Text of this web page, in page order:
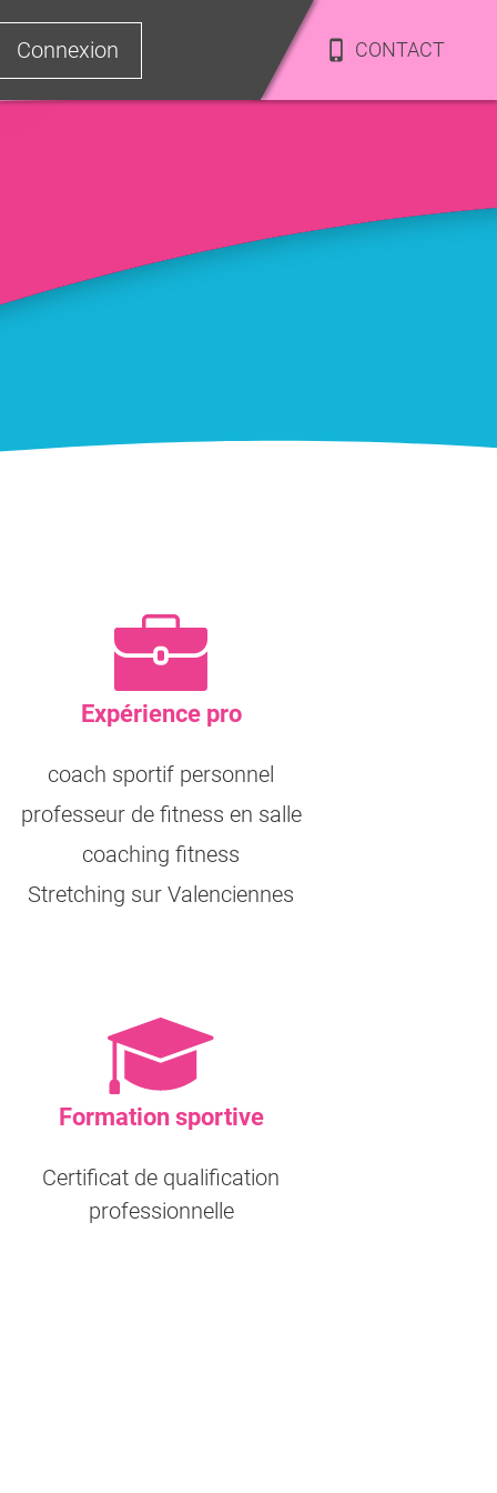
Connexion CONTACT
Expérience pro
coach sportif personnel
professeur de fitness en salle
coaching fitness
Stretching sur Valenciennes
Formation sportive
Certificat de qualification
professionnelle